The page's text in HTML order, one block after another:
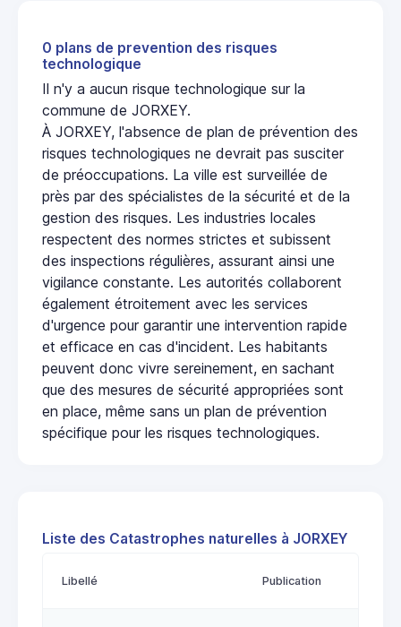
0 plans de prevention des risques
technologique
Il n'y a aucun risque technologique sur la
commune de JORXEY.
À JORXEY, l'absence de plan de prévention des
risques technologiques ne devrait pas susciter
de préoccupations. La ville est surveillée de
près par des spécialistes de la sécurité et de la
gestion des risques. Les industries locales
respectent des normes strictes et subissent
des inspections régulières, assurant ainsi une
vigilance constante. Les autorités collaborent
également étroitement avec les services
d'urgence pour garantir une intervention rapide
et efficace en cas d'incident. Les habitants
peuvent donc vivre sereinement, en sachant
que des mesures de sécurité appropriées sont
en place, même sans un plan de prévention
spécifique pour les risques technologiques.
Liste des Catastrophes naturelles à JORXEY
Libellé Publication